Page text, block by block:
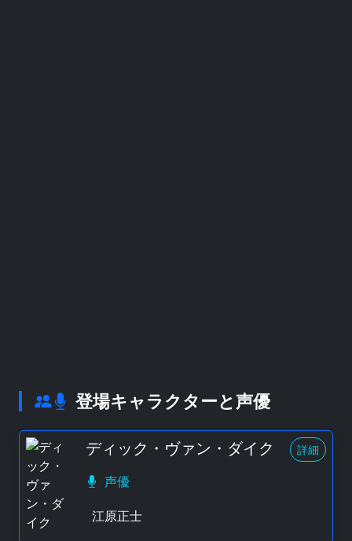
登場キャラクターと声優
ディック・ヴァン・ダイク 詳細
声優
江原正士